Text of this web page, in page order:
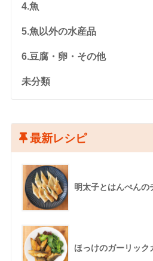
4.魚
5.魚以外の水産品
6.豆腐・卵・その他
未分類
最新レシピ
明太子とはんぺんの
ほっけのガーリック